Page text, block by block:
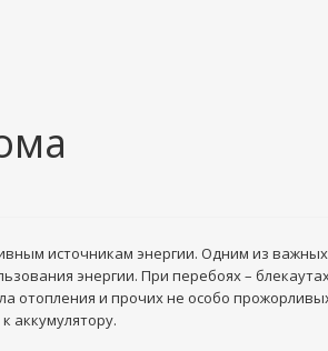
источникам энергии. Одним из
энергии. При перебоях –
отопления и прочих не особо
аккумулятору.